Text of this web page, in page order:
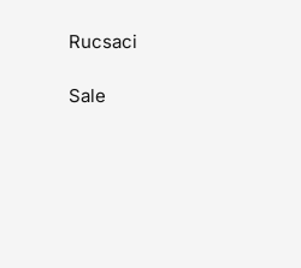
Rucsaci
Sale